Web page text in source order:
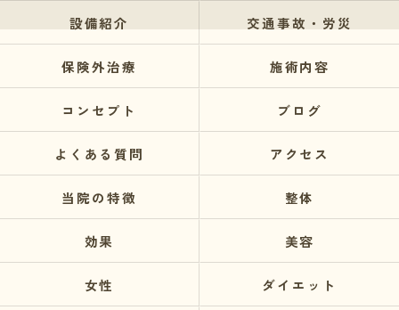
設備紹介 交通事故・労災
保険外治療 施術内容
コンセプト ブログ
よくある質問 アクセス
当院の特徴 整体
効果 美容
女性 ダイエット